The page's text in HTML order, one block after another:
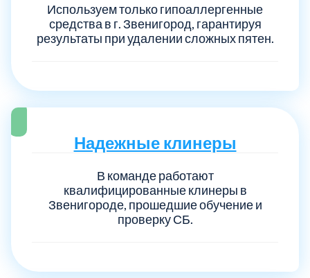
Используем только гипоаллергенные
средства в г. Звенигород, гарантируя
результаты при удалении сложных пятен.
Надежные клинеры
В команде работают
квалифицированные клинеры в
Звенигороде, прошедшие обучение и
проверку СБ.